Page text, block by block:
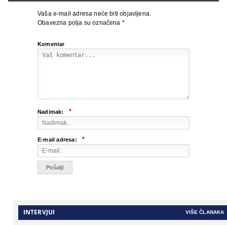
Vaša e-mail adresa neće biti objavljena.
Obavezna polja su označena *
Komentar
Nadimak: *
E-mail adresa: *
INTERVJUI VIŠE ČLANAKA